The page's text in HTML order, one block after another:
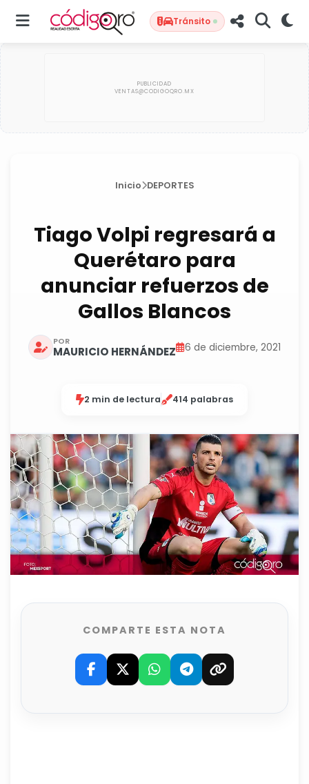
Tránsito
Inicio DEPORTES
Tiago Volpi regresará a
Querétaro para
anunciar refuerzos de
Gallos Blancos
POR
MAURICIO HERNÁNDEZ 6 de diciembre, 2021
2 min de lectura 414 palabras
COMPARTE ESTA NOTA